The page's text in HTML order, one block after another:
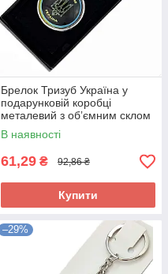
Брелок Тризуб Україна у
подарунковій коробці
металевий з обʼємним склом
В наявності
61,29 ₴ 92,86 ₴
Купити
–29%